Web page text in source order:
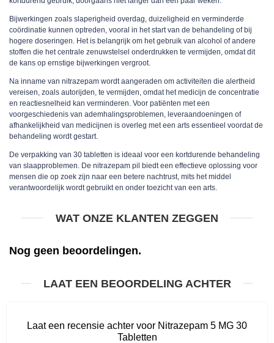
Bijwerkingen zoals slaperigheid overdag, duizeligheid en verminderde
coördinatie kunnen optreden, vooral in het start van de behandeling of bij
hogere doseringen. Het is belangrijk om het gebruik van alcohol of andere
stoffen die het centrale zenuwstelsel onderdrukken te vermijden, omdat dit
de kans op ernstige bijwerkingen vergroot.
Na inname van nitrazepam wordt aangeraden om activiteiten die alertheid
vereisen, zoals autorijden, te vermijden, omdat het medicijn de concentratie
en reactiesnelheid kan verminderen. Voor patiënten met een
voorgeschiedenis van ademhalingsproblemen, leveraandoeningen of
afhankelijkheid van medicijnen is overleg met een arts essentieel voordat de
behandeling wordt gestart.
De verpakking van 30 tabletten is ideaal voor een kortdurende behandeling
van slaapproblemen. De nitrazepam pil biedt een effectieve oplossing voor
mensen die op zoek zijn naar een betere nachtrust, mits het middel
verantwoordelijk wordt gebruikt en onder toezicht van een arts.
WAT ONZE KLANTEN ZEGGEN
Nog geen beoordelingen.
LAAT EEN BEOORDELING ACHTER
Laat een recensie achter voor Nitrazepam 5 MG 30
Tabletten